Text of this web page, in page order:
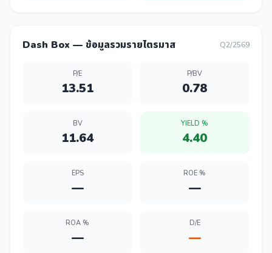
Dash Box — ข้อมูลรวมรายไตรมาส Q2/2569
P/E
13.51
P/BV
0.78
BV
11.64
YIELD %
4.40
EPS
—
ROE %
—
ROA %
—
D/E
—